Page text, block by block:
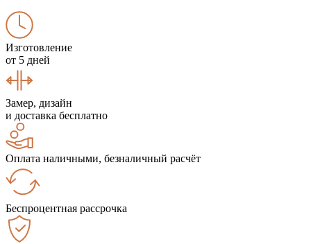
Изготовление
от 5 дней
Замер, дизайн
и доставка бесплатно
Оплата наличными, безналичный расчёт
Беспроцентная рассрочка